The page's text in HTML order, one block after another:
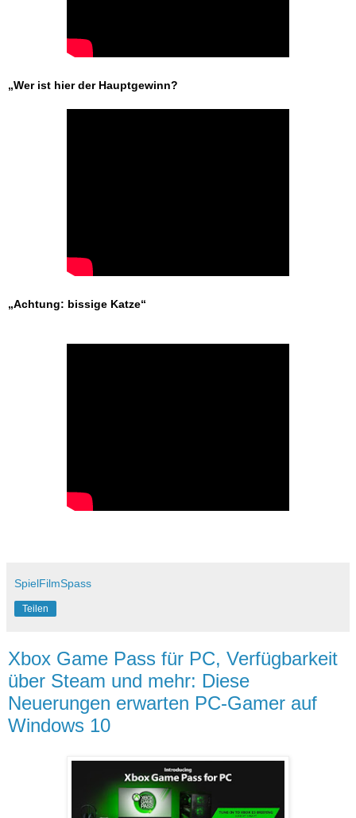
„Wer ist hier der Hauptgewinn?
„Achtung: bissige Katze“
SpielFilmSpass
Teilen
Xbox Game Pass für PC, Verfügbarkeit
über Steam und mehr: Diese
Neuerungen erwarten PC-Gamer auf
Windows 10